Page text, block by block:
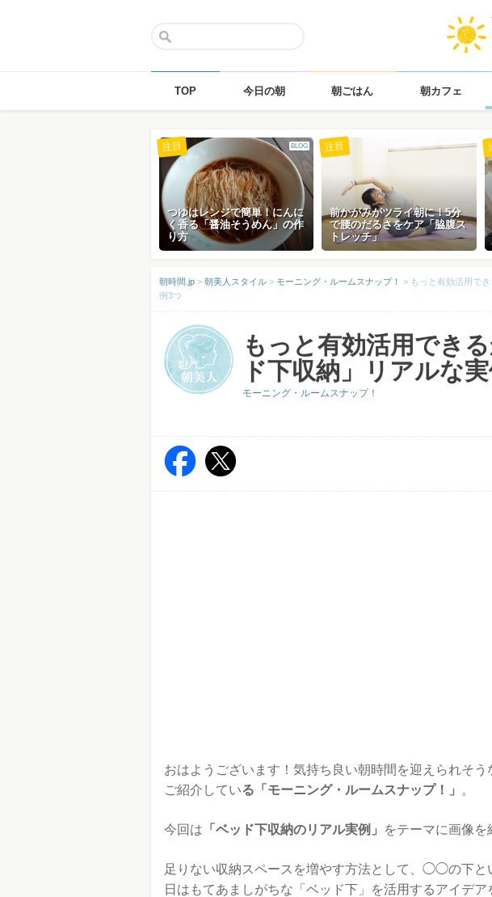
TOP 今日の朝 朝ごはん 朝カフェ
BLOG
つゆはレンジで簡単！にんに
く香る「醤油そうめん」の作
り方
注目
前かがみがツライ朝に！5分
で腰のだるさをケア「脇腹ス
トレッチ」
注目
朝時間.jp > 朝美人スタイル > モーニング・ルームスナップ！ > もっと有効活用で
例3つ
もっと有効活用でき
ド下収納」リアルな
モーニング・ルームスナップ！
おはようございます！気持ち良い朝時間を迎えられそう
ご紹介している「モーニング・ルームスナップ！」 。
今回は 「ベッド下収納のリアル実例」 をテーマに画像を
足りない収納スペースを増やす方法として、◯◯の下と
日はもてあましがちな「ベッド下」を活用するアイデア